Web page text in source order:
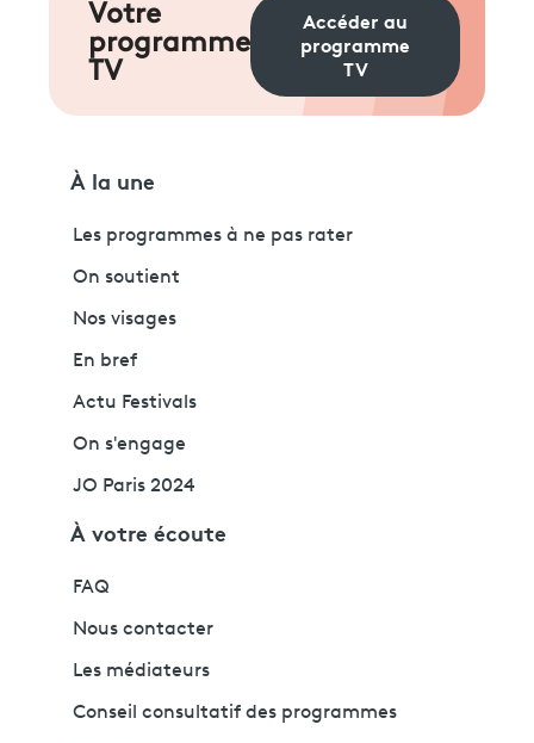
Votre
programme
TV
Accéder au
programme
TV
À la une
Les programmes à ne pas rater
On soutient
Nos visages
En bref
Actu Festivals
On s'engage
JO Paris 2024
À votre écoute
FAQ
Nous contacter
Les médiateurs
Conseil consultatif des programmes